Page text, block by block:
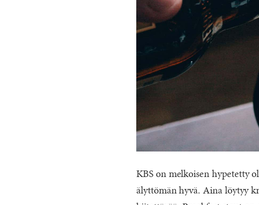
KBS on melkoisen hypetetty
älyttömän hyvä. Aina löytyy